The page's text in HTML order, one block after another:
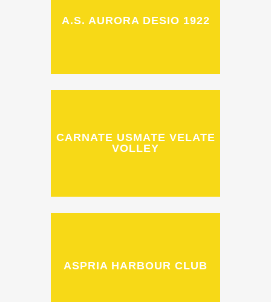
A.S. AURORA DESIO 1922
CARNATE USMATE VELATE
VOLLEY
ASPRIA HARBOUR CLUB